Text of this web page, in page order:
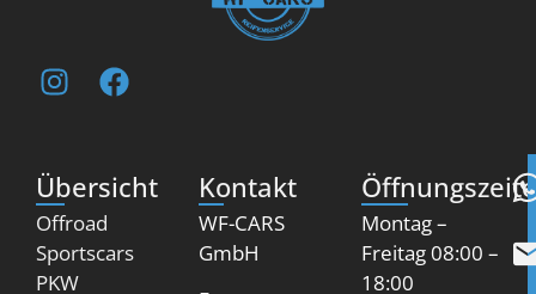
Übersicht
Offroad
Sportscars
PKW
Kontakt
WF-CARS
GmbH
Montag –
Freitag 08:00 –
18:00